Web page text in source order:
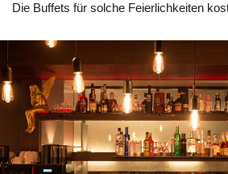
Die Buffets für solche Feierlichkeiten